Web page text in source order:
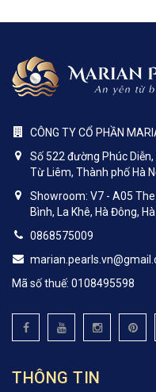
CÔNG TY CỔ PHẦN
Số 522 đường Phúc
Từ Liêm, Thành phố Hà
Showroom: V7 - A05
Bình, La Khê, Hà Đông,
0868575009
Mã số thuế: 0108495598
THÔNG TIN